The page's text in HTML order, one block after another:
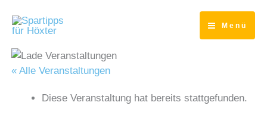
Inhalt
springen
Menü
« Alle Veranstaltungen
Diese Veranstaltung hat bereits stattgefunden.